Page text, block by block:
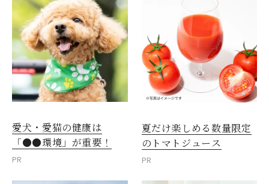
愛犬・愛猫の健康は
「●●環境」が重要！
PR
夏だけ楽しめる数量限定
のトマトジュース
PR